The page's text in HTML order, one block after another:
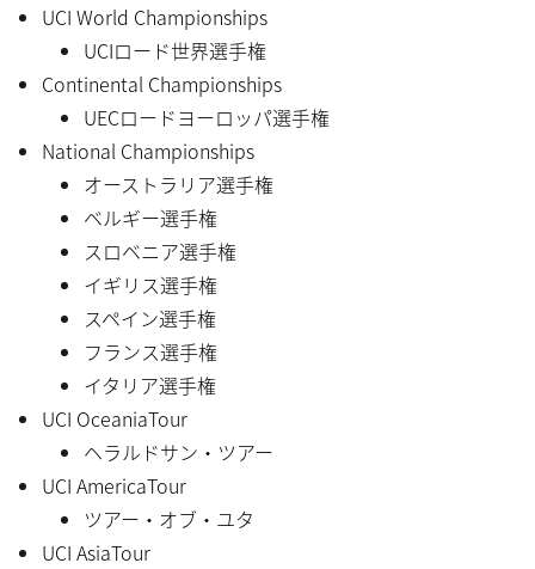
UCI World Championships
UCIロード世界選手権
Continental Championships
UECロードヨーロッパ選手権
National Championships
オーストラリア選手権
ベルギー選手権
スロベニア選手権
イギリス選手権
スペイン選手権
フランス選手権
イタリア選手権
UCI OceaniaTour
ヘラルドサン・ツアー
UCI AmericaTour
ツアー・オブ・ユタ
UCI AsiaTour